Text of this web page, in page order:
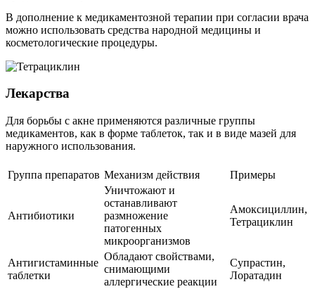
В дополнение к медикаментозной терапии при согласии врача
можно использовать средства народной медицины и
косметологические процедуры.
Лекарства
Для борьбы с акне применяются различные группы
медикаментов, как в форме таблеток, так и в виде мазей для
наружного использования.
Группа препаратов Механизм действия Примеры
Антибиотики
Уничтожают и
останавливают
размножение
патогенных
микроорганизмов
Амоксициллин,
Тетрациклин
Антигистаминные
таблетки
Обладают свойствами,
снимающими
аллергические реакции
Супрастин,
Лоратадин